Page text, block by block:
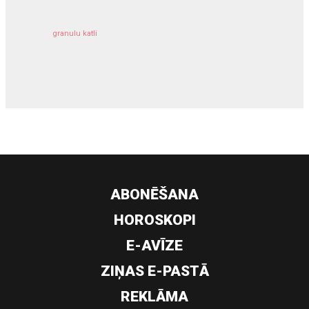
granulu katli
ABONĒŠANA
HOROSKOPI
E-AVĪZE
ZIŅAS E-PASTĀ
REKLĀMA